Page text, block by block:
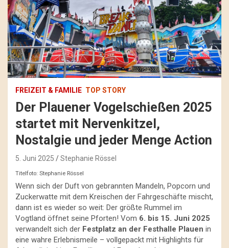
FREIZEIT & FAMILIE TOP STORY
Der Plauener Vogelschießen 2025
startet mit Nervenkitzel,
Nostalgie und jeder Menge Action
5. Juni 2025 Stephanie Rössel
Titelfoto: Stephanie Rössel
Wenn sich der Duft von gebrannten Mandeln, Popcorn und
Zuckerwatte mit dem Kreischen der Fahrgeschäfte mischt,
dann ist es wieder so weit: Der größte Rummel im
Vogtland öffnet seine Pforten! Vom 6. bis 15. Juni 2025
verwandelt sich der Festplatz an der Festhalle Plauen in
eine wahre Erlebnismeile – vollgepackt mit Highlights für